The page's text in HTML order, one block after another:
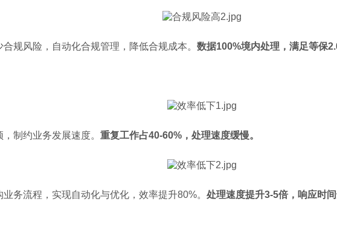
规风险，自动化合规管理，降低合规成本。 数据100%境内处理，满足等保
制约业务发展速度。 重复工作占40-60%，处理速度缓慢。
务流程，实现自动化与优化，效率提升80%。 处理速度提升3-5倍，响应时